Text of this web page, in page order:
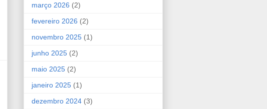
março 2026 (2)
fevereiro 2026 (2)
novembro 2025 (1)
junho 2025 (2)
maio 2025 (2)
janeiro 2025 (1)
dezembro 2024 (3)